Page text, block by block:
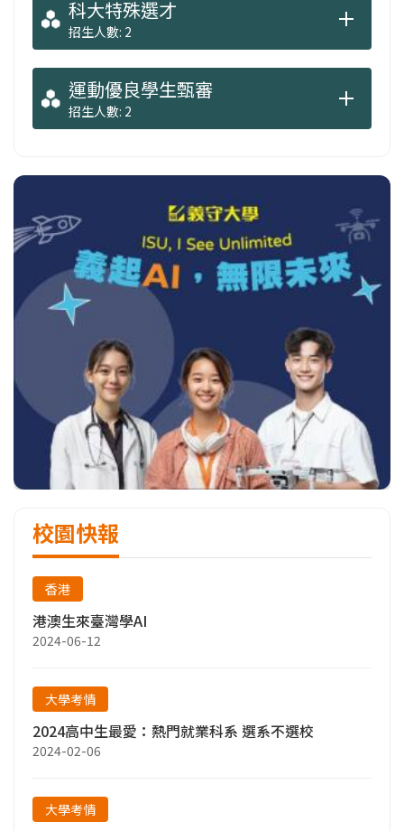
科大特殊選才
招生人數: 2
運動優良學生甄審
招生人數: 2
校園快報
香港
港澳生來臺灣學AI
2024-06-12
大學考情
2024高中生最愛：熱門就業科系 選系不選校
2024-02-06
大學考情